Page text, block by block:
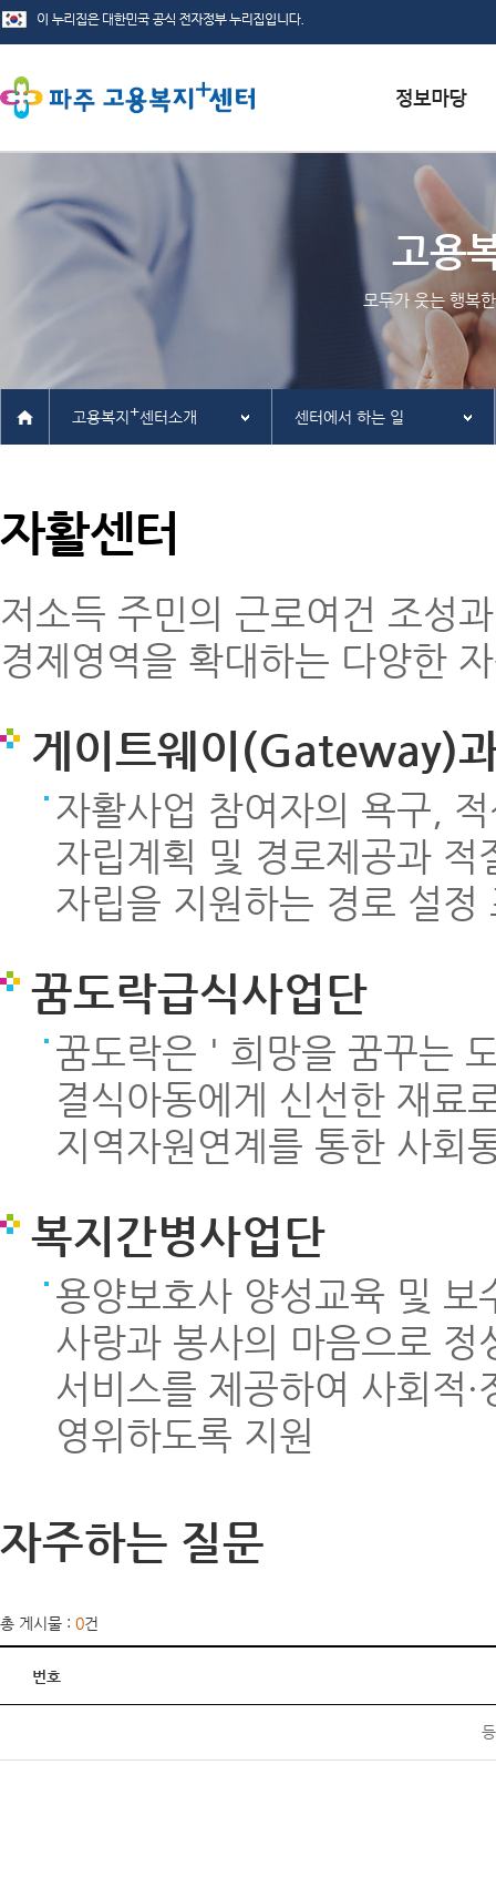
서식자료실
채용정보
인재정보
관련사이트
고용
모두가 웃는 행복
고용복지 +센터소개 센터에서 하는 일
자활센터
저소득 주민의 근로여건 조성
경제영역을 확대하는 다양한
게이트웨이(Gateway)
자활사업 참여자의 욕구,
자립계획 및 경로제공과
자립을 지원하는 경로 설정
꿈도락급식사업단
꿈도락은 ' 희망을 꿈꾸는
결식아동에게 신선한 재료
지역자원연계를 통한 사회
복지간병사업단
용양보호사 양성교육 및
사랑과 봉사의 마음으로
서비스를 제공하여 사회적
영위하도록 지원
자주하는 질문
총 게시물 : 0건
번호